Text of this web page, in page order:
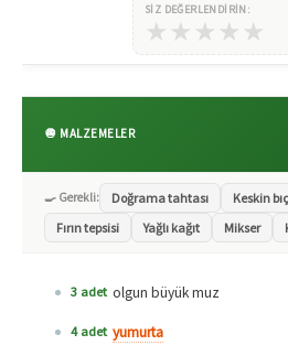
SIZ DEĞERLENDIRIN:
★ ★ ★ ★ ★
🧅 MALZEMELER
🍳 Gerekli: Doğrama tahtası Keskin
Fırın tepsisi
Yağlı kağıt Mikser
3 adet olgun büyük muz
4 adet yumurta